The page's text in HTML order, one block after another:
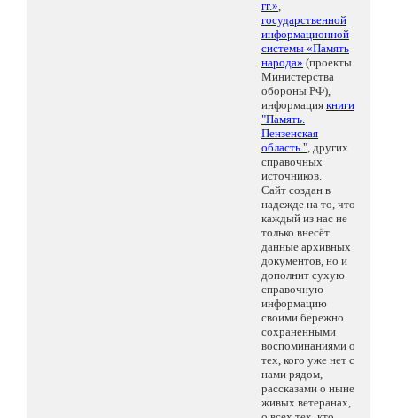
гг.»,
государственной
информационной
системы «Память
народа» (проекты
Министерства
обороны РФ),
информация книги
"Память.
Пензенская
область.", других
справочных
источников.
Сайт создан в
надежде на то, что
каждый из нас не
только внесёт
данные архивных
документов, но и
дополнит сухую
справочную
информацию
своими бережно
сохраненными
воспоминаниями о
тех, кого уже нет с
нами рядом,
рассказами о ныне
живых ветеранах,